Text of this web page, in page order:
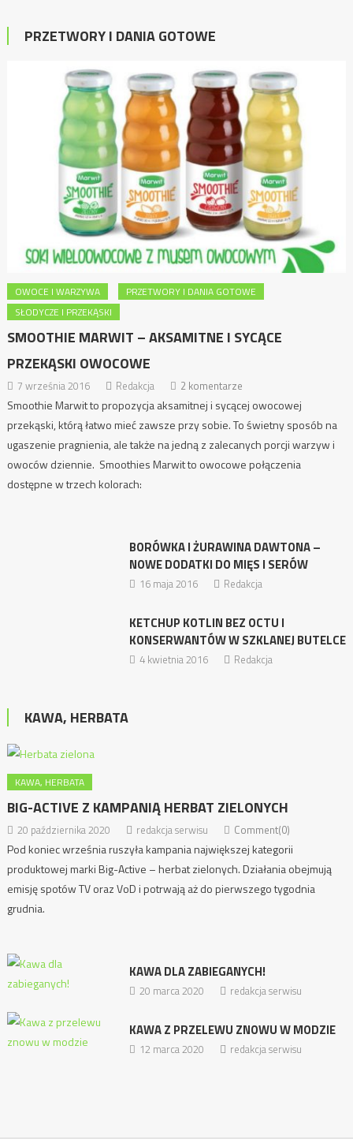
PRZETWORY I DANIA GOTOWE
OWOCE I WARZYWA
PRZETWORY I DANIA GOTOWE
SŁODYCZE I PRZEKĄSKI
SMOOTHIE MARWIT – AKSAMITNE I SYCĄCE
PRZEKĄSKI OWOCOWE
7 września 2016 Redakcja 2 komentarze
Smoothie Marwit to propozycja aksamitnej i sycącej owocowej
przekąski, którą łatwo mieć zawsze przy sobie. To świetny sposób na
ugaszenie pragnienia, ale także na jedną z zalecanych porcji warzyw i
owoców dziennie. Smoothies Marwit to owocowe połączenia
dostępne w trzech kolorach:
BORÓWKA I ŻURAWINA DAWTONA –
NOWE DODATKI DO MIĘS I SERÓW
16 maja 2016 Redakcja
KETCHUP KOTLIN BEZ OCTU I
KONSERWANTÓW W SZKLANEJ BUTELCE
4 kwietnia 2016 Redakcja
KAWA, HERBATA
KAWA, HERBATA
BIG-ACTIVE Z KAMPANIĄ HERBAT ZIELONYCH
20 października 2020 redakcja serwisu Comment(0)
Pod koniec września ruszyła kampania największej kategorii
produktowej marki Big-Active – herbat zielonych. Działania obejmują
emisję spotów TV oraz VoD i potrwają aż do pierwszego tygodnia
grudnia.
KAWA DLA ZABIEGANYCH!
20 marca 2020 redakcja serwisu
KAWA Z PRZELEWU ZNOWU W MODZIE
12 marca 2020 redakcja serwisu